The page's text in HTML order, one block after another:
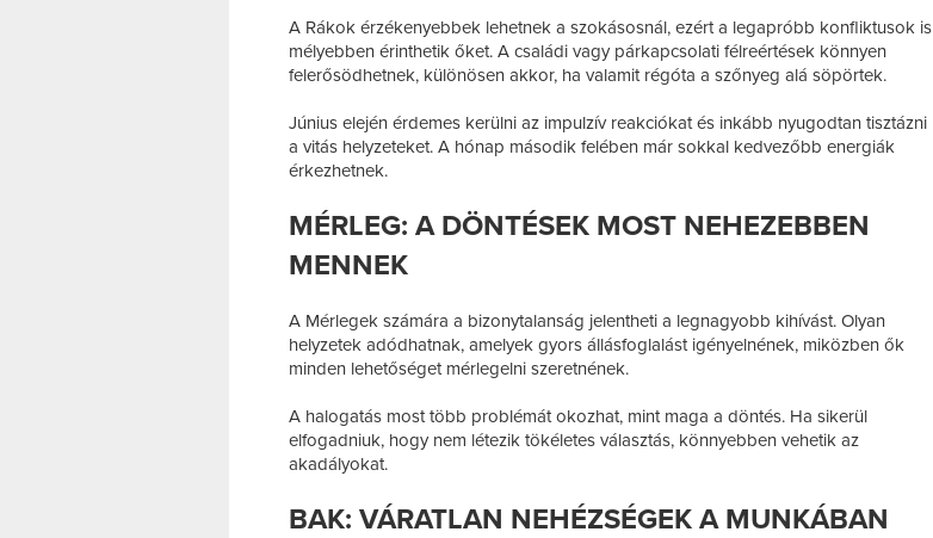
A Rákok érzékenyebbek lehetnek a szokásosnál, ezért a legapróbb konfliktusok is
mélyebben érinthetik őket. A családi vagy párkapcsolati félreértések könnyen
felerősödhetnek, különösen akkor, ha valamit régóta a szőnyeg alá söpörtek.
Június elején érdemes kerülni az impulzív reakciókat és inkább nyugodtan tisztázni
a vitás helyzeteket. A hónap második felében már sokkal kedvezőbb energiák
érkezhetnek.
MÉRLEG: A DÖNTÉSEK MOST NEHEZEBBEN
MENNEK
A Mérlegek számára a bizonytalanság jelentheti a legnagyobb kihívást. Olyan
helyzetek adódhatnak, amelyek gyors állásfoglalást igényelnének, miközben ők
minden lehetőséget mérlegelni szeretnének.
A halogatás most több problémát okozhat, mint maga a döntés. Ha sikerül
elfogadniuk, hogy nem létezik tökéletes választás, könnyebben vehetik az
akadályokat.
BAK: VÁRATLAN NEHÉZSÉGEK A MUNKÁBAN